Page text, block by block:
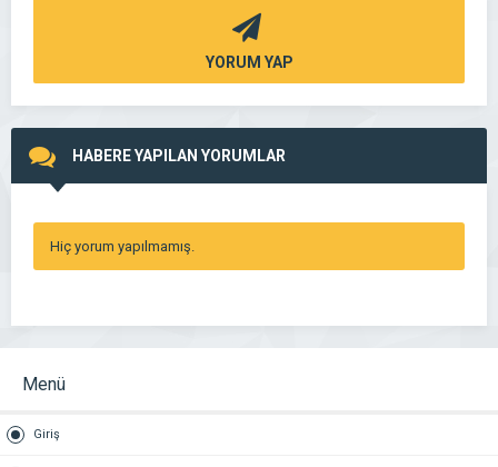
YORUM YAP
HABERE YAPILAN YORUMLAR
Hiç yorum yapılmamış.
Menü
Giriş